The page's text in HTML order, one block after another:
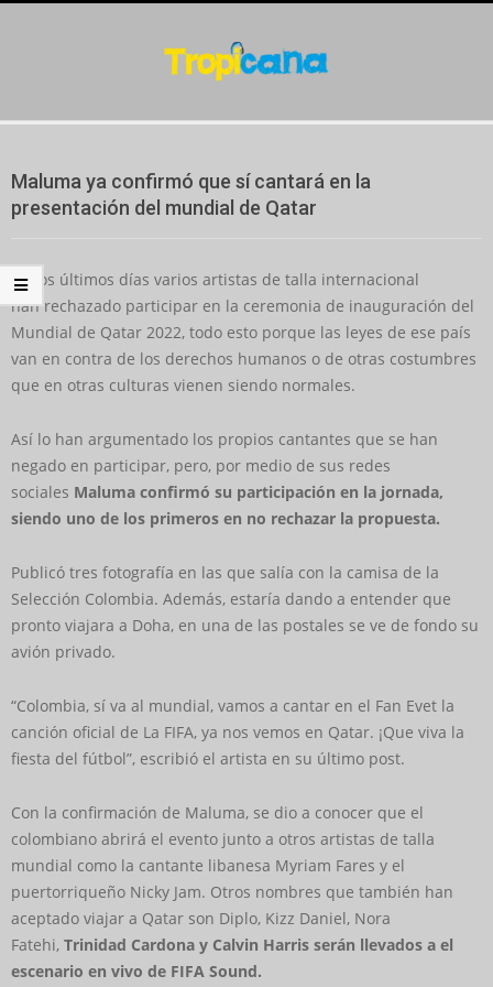
Menu
Maluma ya confirmó que sí cantará en la
presentación del mundial de Qatar
En los últimos días varios artistas de talla internacional
han rechazado participar en la ceremonia de inauguración del
Mundial de Qatar 2022, todo esto porque las leyes de ese país
van en contra de los derechos humanos o de otras costumbres
que en otras culturas vienen siendo normales.
Así lo han argumentado los propios cantantes que se han
negado en participar, pero, por medio de sus redes
sociales Maluma confirmó su participación en la jornada,
siendo uno de los primeros en no rechazar la propuesta.
Publicó tres fotografía en las que salía con la camisa de la
Selección Colombia. Además, estaría dando a entender que
pronto viajara a Doha, en una de las postales se ve de fondo su
avión privado.
“Colombia, sí va al mundial, vamos a cantar en el Fan Evet la
canción oficial de La FIFA, ya nos vemos en Qatar. ¡Que viva la
fiesta del fútbol”, escribió el artista en su último post.
Con la confirmación de Maluma, se dio a conocer que el
colombiano abrirá el evento junto a otros artistas de talla
mundial como la cantante libanesa Myriam Fares y el
puertorriqueño Nicky Jam. Otros nombres que también han
aceptado viajar a Qatar son Diplo, Kizz Daniel, Nora
Fatehi, Trinidad Cardona y Calvin Harris serán llevados a el
escenario en vivo de FIFA Sound.